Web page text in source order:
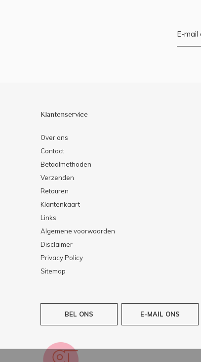
Klantenservice
Over ons
Contact
Betaalmethoden
Verzenden
Retouren
Klantenkaart
Links
Algemene voorwaarden
Disclaimer
Privacy Policy
Sitemap
BEL ONS E-MAIL ONS